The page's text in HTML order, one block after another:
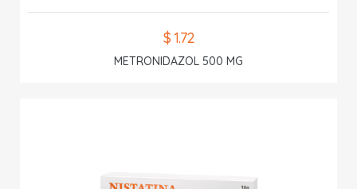
$ 1.72
METRONIDAZOL 500 MG